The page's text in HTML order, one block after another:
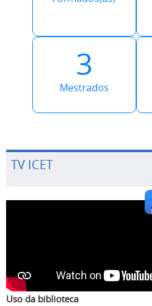
3
Mestrados
TV ICET
Uso da biblioteca